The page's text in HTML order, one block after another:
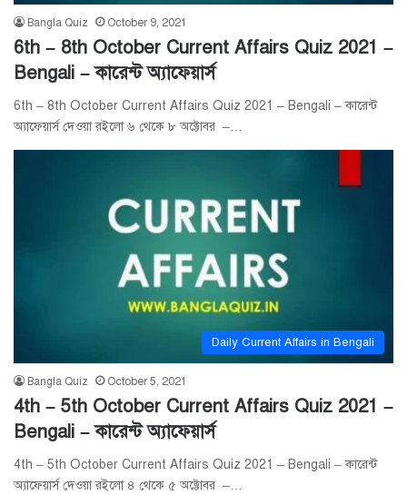
Bangla Quiz October 9, 2021
6th – 8th October Current Affairs Quiz 2021 –
Bengali – কারেন্ট অ্যাফেয়ার্স
6th – 8th October Current Affairs Quiz 2021 – Bengali – কারেন্ট
অ্যাফেয়ার্স দেওয়া রইলো ৬ থেকে ৮ অক্টোবর –…
Daily Current Affairs in Bengali
Bangla Quiz October 5, 2021
4th – 5th October Current Affairs Quiz 2021 –
Bengali – কারেন্ট অ্যাফেয়ার্স
4th – 5th October Current Affairs Quiz 2021 – Bengali – কারেন্ট
অ্যাফেয়ার্স দেওয়া রইলো ৪ থেকে ৫ অক্টোবর –…